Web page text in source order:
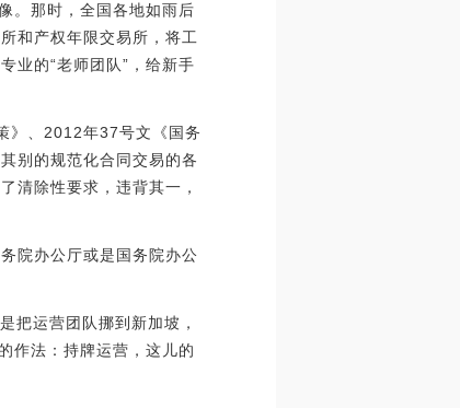
。那时，全国各地如雨后
和产权年限交易所，将工
业的“老师团队”，给新手
》、2012年37号文《国务
别的规范化合同交易的各
清除性要求，违背其一，
院办公厅或是国务院办公
把运营团队挪到新加坡，
作法：持牌运营，这儿的